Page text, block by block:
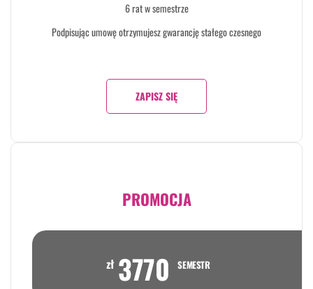
6 rat w semestrze
Podpisując umowę otrzymujesz gwarancję stałego czesnego
ZAPISZ SIĘ
PROMOCJA
zł 3770 SEMESTR